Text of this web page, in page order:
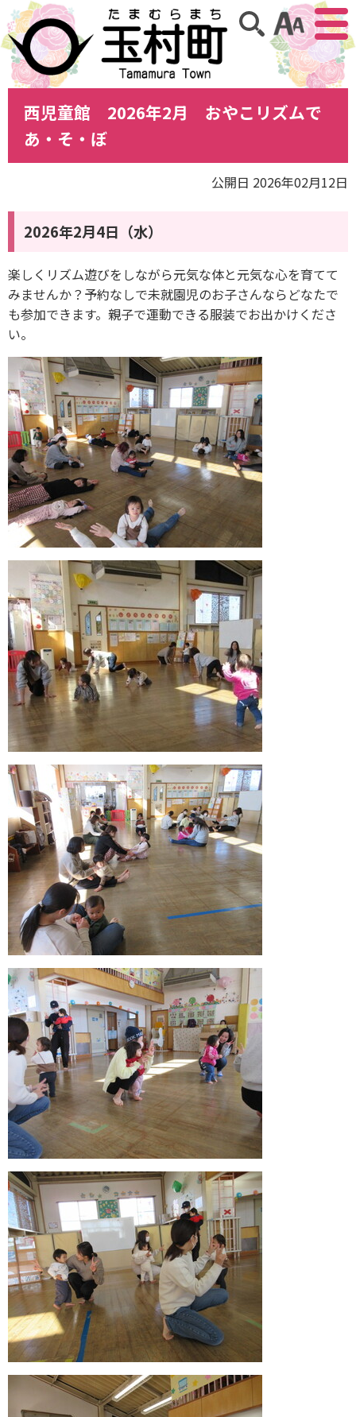
アクセ
サイト内検索
西児童館 2026年2月 おやこリズムで
あ・そ・ぼ
公開日 2026年02月12日
2026年2月4日（水）
楽しくリズム遊びをしながら元気な体と元気な心を育てて
みませんか？予約なしで未就園児のお子さんならどなたで
も参加できます。親子で運動できる服装でお出かけくださ
い。